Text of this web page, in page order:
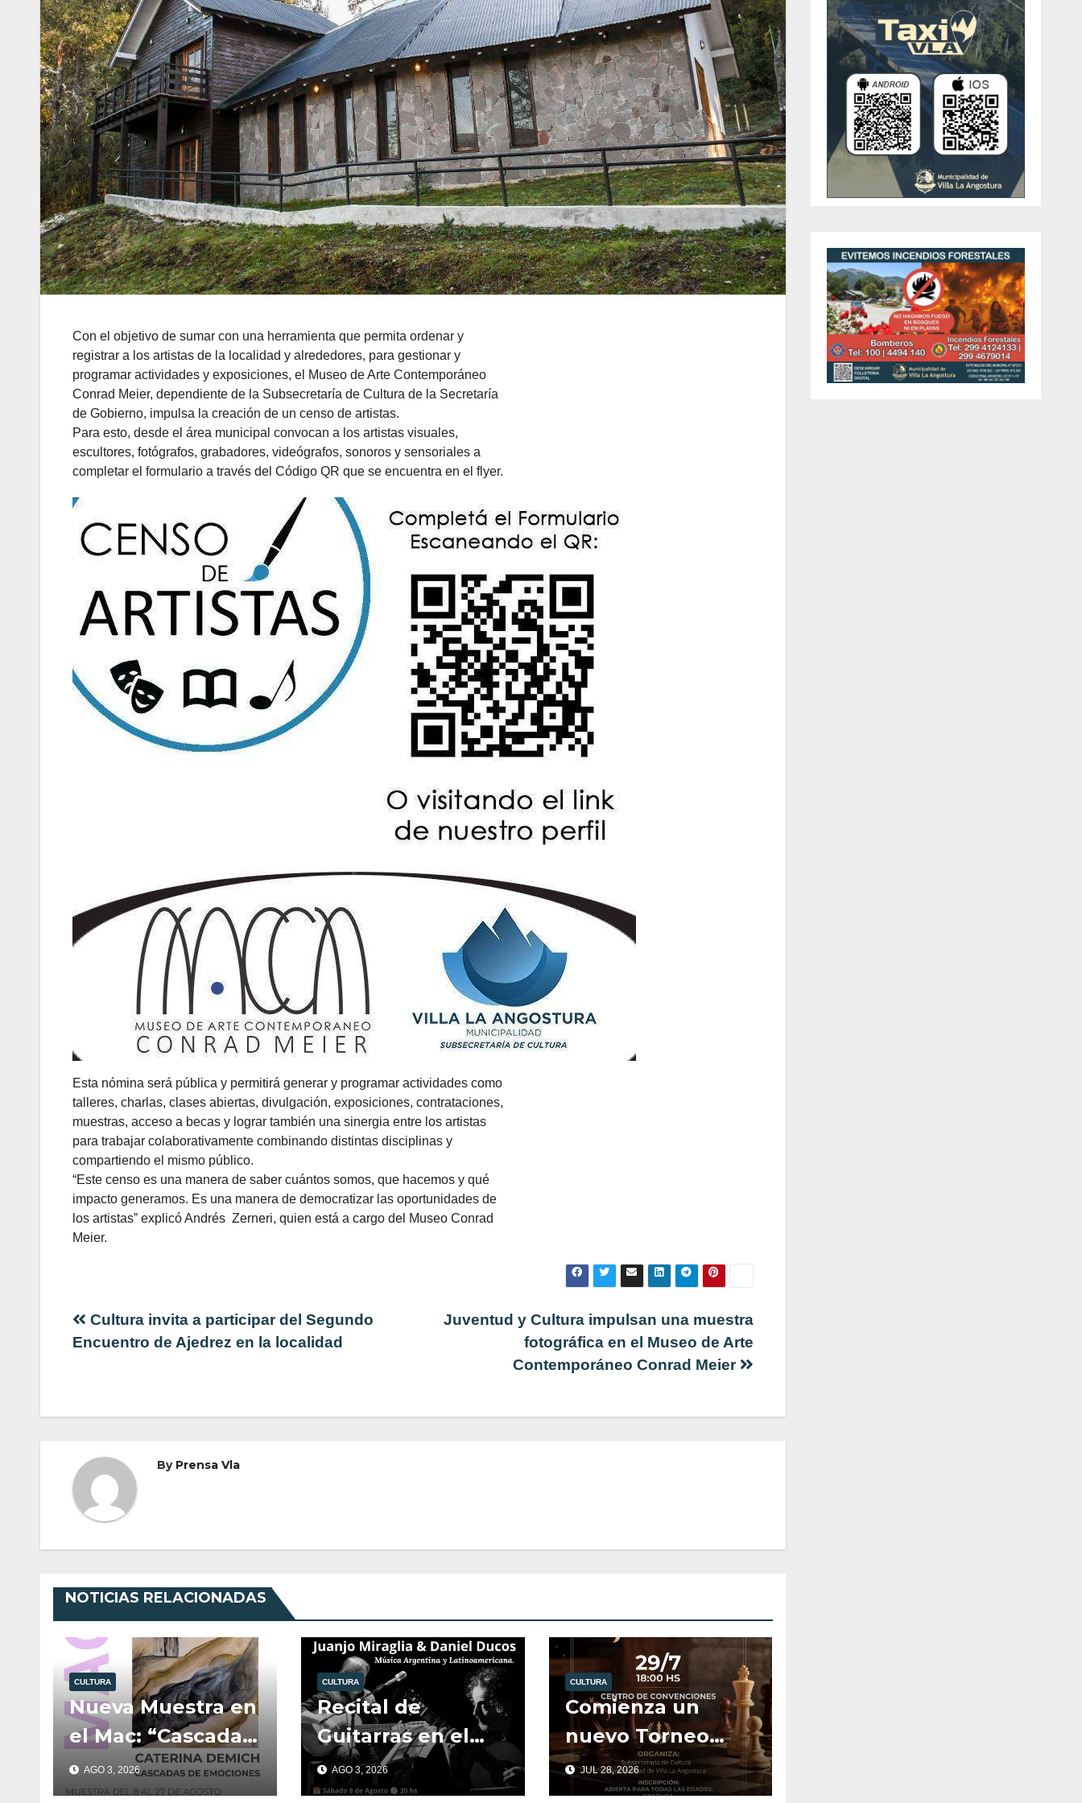
Con el objetivo de sumar con una herramienta que permita ordenar y
registrar a los artistas de la localidad y alrededores, para gestionar y
programar actividades y exposiciones, el Museo de Arte Contemporáneo
Conrad Meier, dependiente de la Subsecretaría de Cultura de la Secretaría
de Gobierno, impulsa la creación de un censo de artistas.
Para esto, desde el área municipal convocan a los artistas visuales,
escultores, fotógrafos, grabadores, videógrafos, sonoros y sensoriales a
completar el formulario a través del Código QR que se encuentra en el flyer.
Esta nómina será pública y permitirá generar y programar actividades como
talleres, charlas, clases abiertas, divulgación, exposiciones, contrataciones,
muestras, acceso a becas y lograr también una sinergia entre los artistas
para trabajar colaborativamente combinando distintas disciplinas y
compartiendo el mismo público.
“Este censo es una manera de saber cuántos somos, que hacemos y qué
impacto generamos. Es una manera de democratizar las oportunidades de
los artistas” explicó Andrés Zerneri, quien está a cargo del Museo Conrad
Meier.
Navegación
Juventud y Cultura impulsan una muestra
fotográfica en el Museo de Arte
Contemporáneo Conrad Meier
Cultura invita a participar del Segundo
Encuentro de Ajedrez en la localidad
By Prensa Vla
NOTICIAS RELACIONADAS
CULTURA
Nueva Muestra en
el Mac: “Cascada
de emociones”.
AGO 3, 2026
CULTURA
Recital de
Guitarras en el
Mac.
AGO 3, 2026
CULTURA
Comienza un
nuevo Torneo
Amistoso de
Ajedrez.
JUL 28, 2026